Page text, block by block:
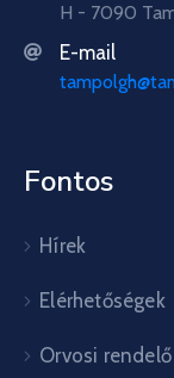
H - 7090
E-mail
Fontos
Hírek
Elérhetőségek
Orvosi rendelő